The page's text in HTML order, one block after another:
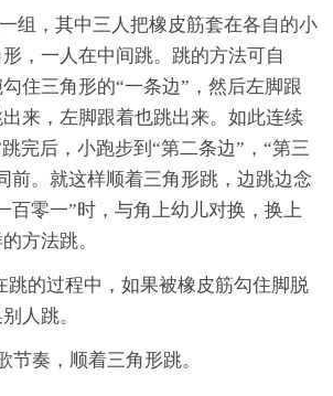
组，其中三人把橡皮筋套在各自的小
，一人在中间跳。跳的方法可自
住三角形的“一条边”，然后左脚跟
来，左脚跟着也跳出来。如此连续
完后，小跑步到“第二条边”，“第三
前。就这样顺着三角形跳，边跳边念
百零一”时，与角上幼儿对换，换上
方法跳。
跳的过程中，如果被橡皮筋勾住脚脱
人跳。
节奏，顺着三角形跳。